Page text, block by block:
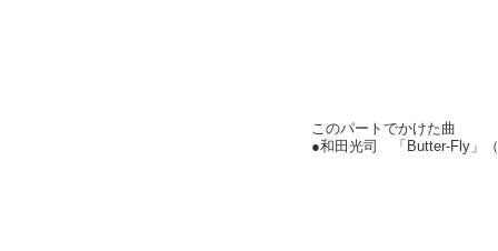
このパートでかけた曲
●和田光司 「Butter-Fly」